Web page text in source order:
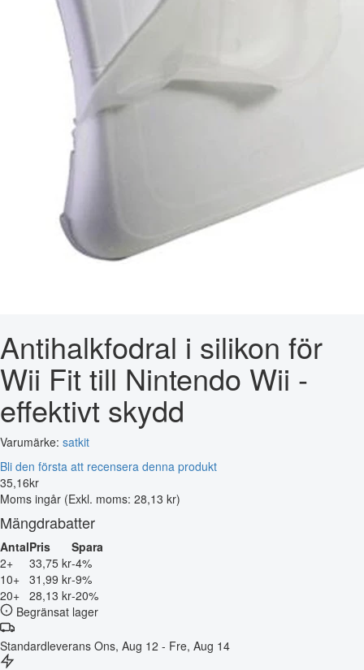
Antihalkfodral i silikon för
Wii Fit till Nintendo Wii -
effektivt skydd
Varumärke: satkit
Bli den första att recensera denna produkt
35,16kr
Moms ingår (Exkl. moms: 28,13 kr)
Mängdrabatter
AntalPris
Spara
2+
33,75 kr-4%
10+ 31,99 kr-9%
20+ 28,13 kr-20%
Begränsat lager
Standardleverans Ons, Aug 12 - Fre, Aug 14